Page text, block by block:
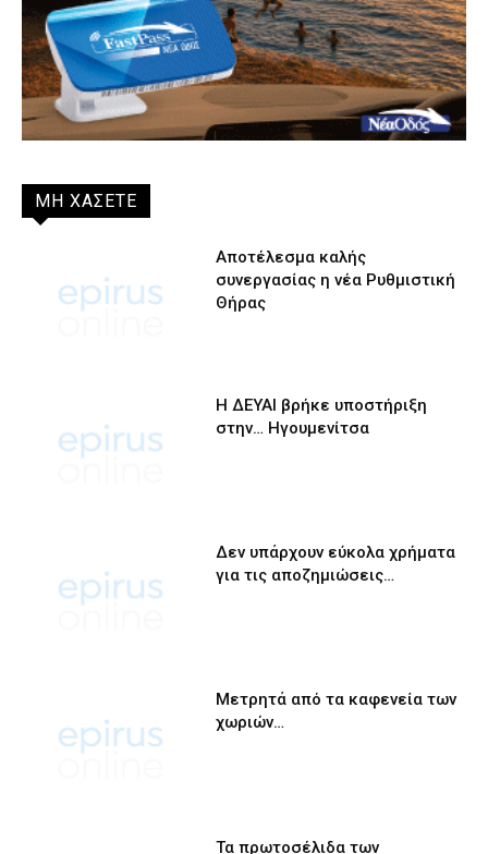
ΜΗ ΧΑΣΕΤΕ
Αποτέλεσμα καλής
συνεργασίας η νέα Ρυθμιστική
Θήρας
Η ΔΕΥΑΙ βρήκε υποστήριξη
στην… Ηγουμενίτσα
Δεν υπάρχουν εύκολα χρήματα
για τις αποζημιώσεις…
Μετρητά από τα καφενεία των
χωριών…
Τα πρωτοσέλιδα των